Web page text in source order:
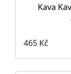
Kava
465 Kč